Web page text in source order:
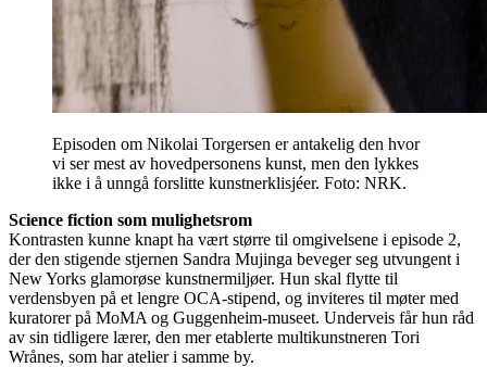
Episoden om Nikolai Torgersen er antakelig den hvor
vi ser mest av hovedpersonens kunst, men den lykkes
ikke i å unngå forslitte kunstnerklisjéer. Foto: NRK.
Science fiction som mulighetsrom
Kontrasten kunne knapt ha vært større til omgivelsene i episode 2,
der den stigende stjernen Sandra Mujinga beveger seg utvungent i
New Yorks glamorøse kunstnermiljøer. Hun skal flytte til
verdensbyen på et lengre OCA-stipend, og inviteres til møter med
kuratorer på MoMA og Guggenheim-museet. Underveis får hun råd
av sin tidligere lærer, den mer etablerte multikunstneren Tori
Wrånes, som har atelier i samme by.